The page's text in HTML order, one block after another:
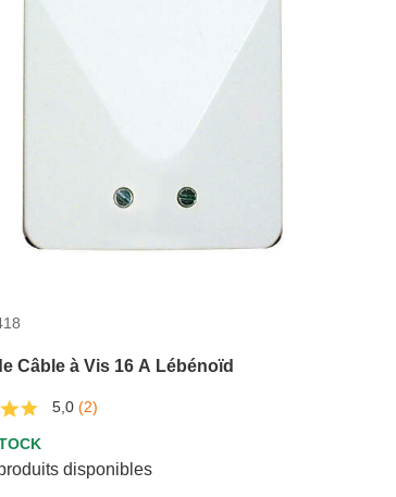
Câble à Vis 16 A Lébénoïd
5,0 (2)
disponibles